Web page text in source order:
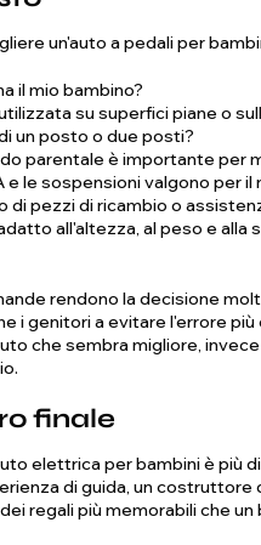
un'auto a pedali per
il mio bambino?
su superfici piane o
un posto o due posti?
parentale è importante per
e le sospensioni valgono per
di pezzi di ricambio o
all'altezza, al peso e alla
rendono la decisione
i genitori a evitare l'errore più
che sembra migliore,
finale
elettrica per bambini è più
di guida, un costruttore
regali più memorabili che un